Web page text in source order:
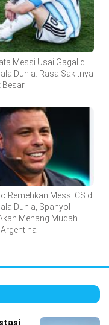
Messi Usai Gagal di
Dunia: Rasa Sakitnya
Besar
Remehkan Messi CS di
Dunia, Spanyol
Menang Mudah
Argentina